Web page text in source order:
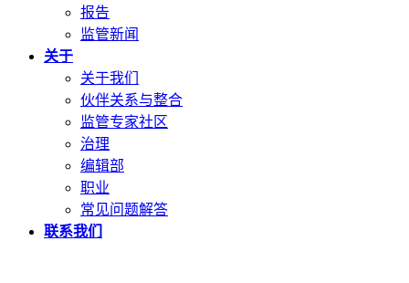
报告
监管新闻
关于
关于我们
伙伴关系与整合
监管专家社区
治理
编辑部
职业
常见问题解答
联系我们